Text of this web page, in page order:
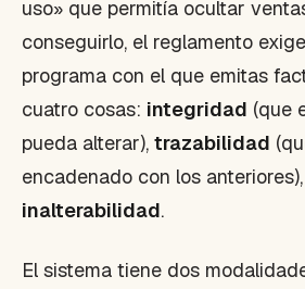
uso» que permitía ocultar
conseguirlo, el reglamento
programa con el que emitas
cuatro cosas: integridad (que
pueda alterar), trazabilidad
encadenado con los anteriores),
inalterabilidad.
El sistema tiene dos